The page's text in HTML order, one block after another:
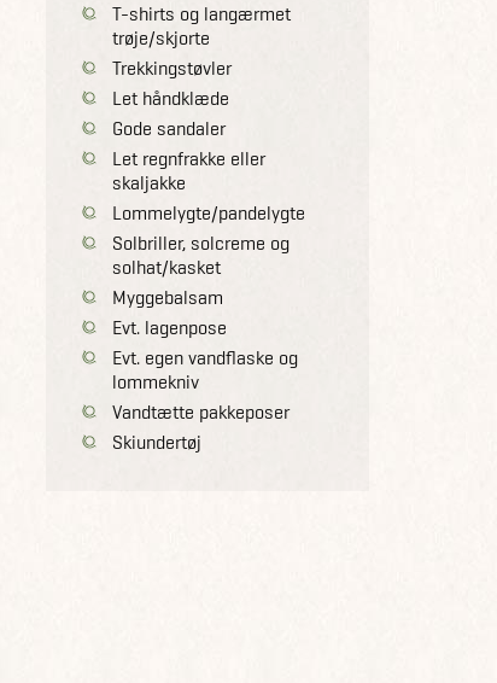
T-shirts og langærmet
trøje/skjorte
Trekkingstøvler
Let håndklæde
Gode sandaler
Let regnfrakke eller
skaljakke
Lommelygte/pandelygte
Solbriller, solcreme og
solhat/kasket
Myggebalsam
Evt. lagenpose
Evt. egen vandflaske og
lommekniv
Vandtætte pakkeposer
Skiundertøj